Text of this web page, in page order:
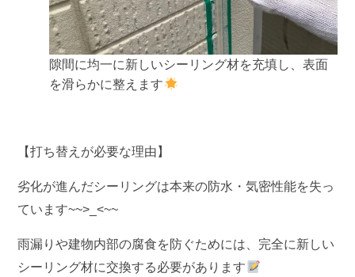
隙間に均一に新しいシーリング材を充填し、表面
を滑らかに整えます
【打ち替えが必要な理由】
劣化が進んだシーリングは本来の防水・気密性能を失っ
ています~~>_<~~
雨漏りや建物内部の腐食を防ぐためには、完全に新しい
シーリング材に交換する必要があります